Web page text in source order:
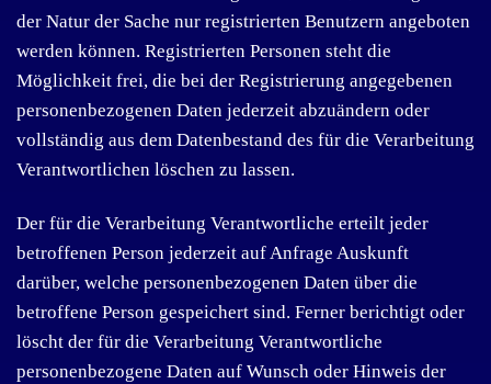
der Natur der Sache nur registrierten Benutzern angeboten
werden können. Registrierten Personen steht die
Möglichkeit frei, die bei der Registrierung angegebenen
personenbezogenen Daten jederzeit abzuändern oder
vollständig aus dem Datenbestand des für die Verarbeitung
Verantwortlichen löschen zu lassen.
Der für die Verarbeitung Verantwortliche erteilt jeder
betroffenen Person jederzeit auf Anfrage Auskunft
darüber, welche personenbezogenen Daten über die
betroffene Person gespeichert sind. Ferner berichtigt oder
löscht der für die Verarbeitung Verantwortliche
personenbezogene Daten auf Wunsch oder Hinweis der